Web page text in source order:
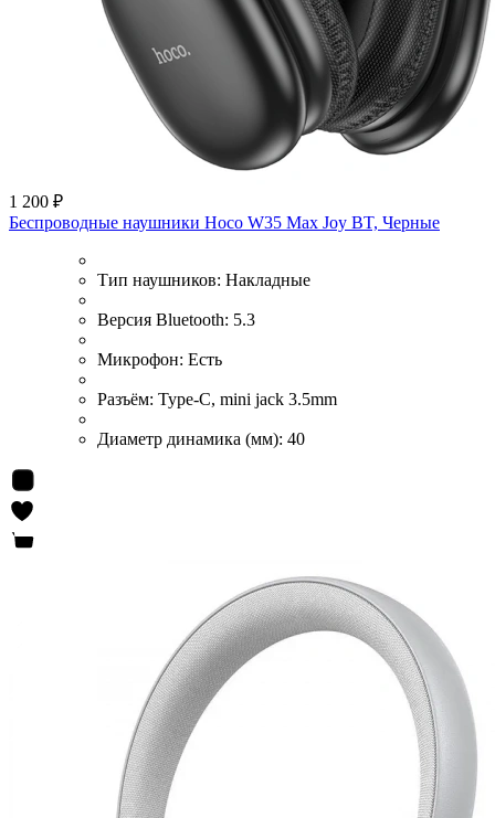
1 200 ₽
Беспроводные наушники Hoco W35 Max Joy BT, Черные
Тип наушников: Накладные
Версия Bluetooth: 5.3
Микрофон: Есть
Разъём: Type-C, mini jack 3.5mm
Диаметр динамика (мм): 40